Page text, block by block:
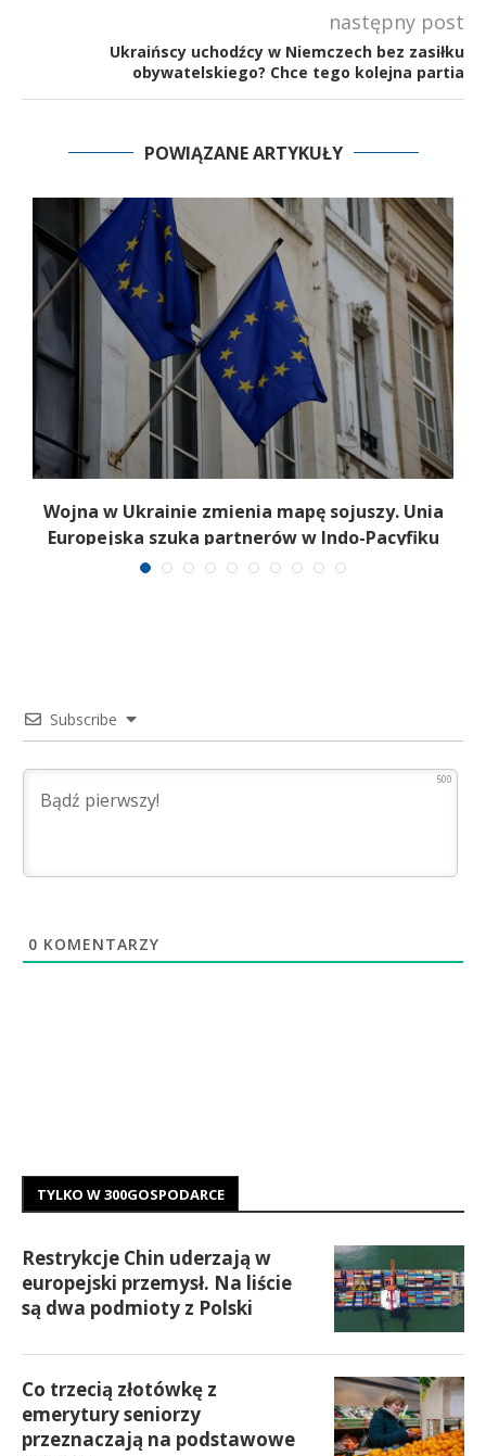
następny post
Ukraińscy uchodźcy w Niemczech bez zasiłku
obywatelskiego? Chce tego kolejna partia
POWIĄZANE ARTYKUŁY
Wojna w Ukrainie zmienia mapę sojuszy. Unia
Europejska szuka partnerów w Indo-Pacyfiku
Subscribe
500
0 KOMENTARZY
TYLKO W 300GOSPODARCE
Restrykcje Chin uderzają w
europejski przemysł. Na liście
są dwa podmioty z Polski
Co trzecią złotówkę z
emerytury seniorzy
przeznaczają na podstawowe